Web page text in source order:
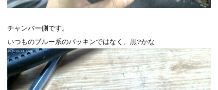
チャンバー側です。
いつものブルー系のパッキンではなく、黒?かな